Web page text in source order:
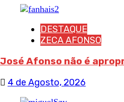
DESTAQUE
ZECA AFONSO
José Afonso não é
4 de Agosto, 2026